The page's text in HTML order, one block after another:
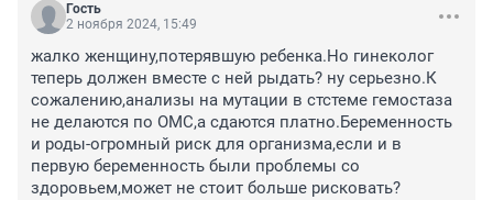
Гость
2 ноября 2024, 15:49
жалко женщину,потерявшую ребенка.Но гинеколог
теперь должен вместе с ней рыдать? ну серьезно.К
сожалению,анализы на мутации в стстеме гемостаза
не делаются по ОМС,а сдаются платно.Беременность
и роды-огромный риск для организма,если и в
первую беременность были проблемы со
здоровьем,может не стоит больше рисковать?